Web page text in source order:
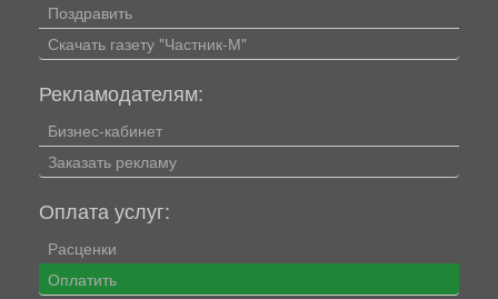
Поздравить
Скачать газету "Частник-М"
Рекламодателям:
Бизнес-кабинет
Заказать рекламу
Оплата услуг:
Расценки
Оплатить